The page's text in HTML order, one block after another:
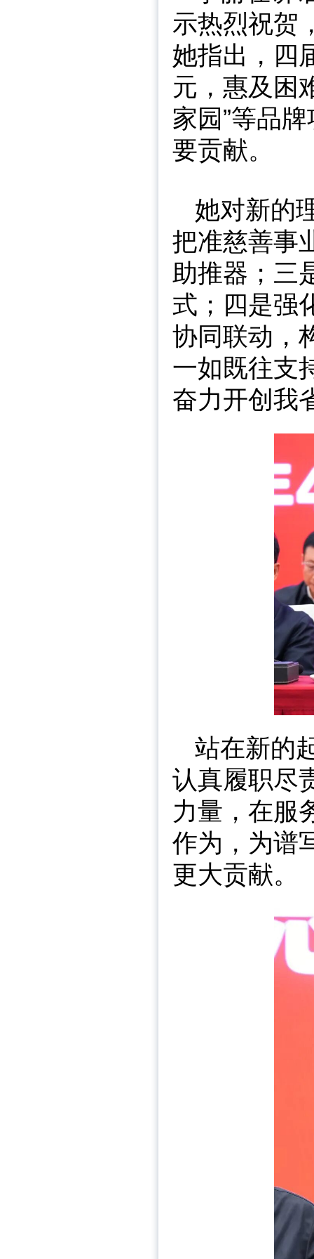
示热烈祝贺
她指出，四
元，惠及困
家园”等品
要贡献。
她对新的
把准慈善事
助推器；三
式；四是强
协同联动，
一如既往支
奋力开创我
站在新的
认真履职尽
力量，在服
作为，为谱
更大贡献。